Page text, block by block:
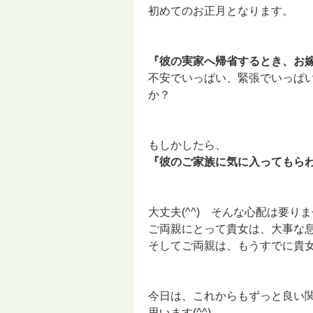
初めてのお正月となります。
『彼の実家へ帰省するとき、
不安でいっぱい、緊張でいっぱ
か？
もしかしたら、
『彼のご家族に気に入っても
大丈夫(^^) そんな心配は要りま
ご両親にとって貴女は、大事な
そしてご両親は、もうすでに貴
今日は、これからもずっと良い